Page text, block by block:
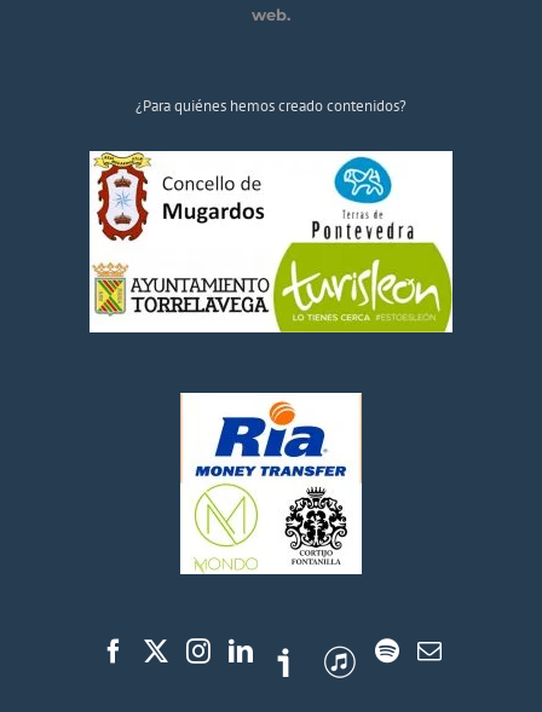
web.
¿Para quiénes hemos creado contenidos?